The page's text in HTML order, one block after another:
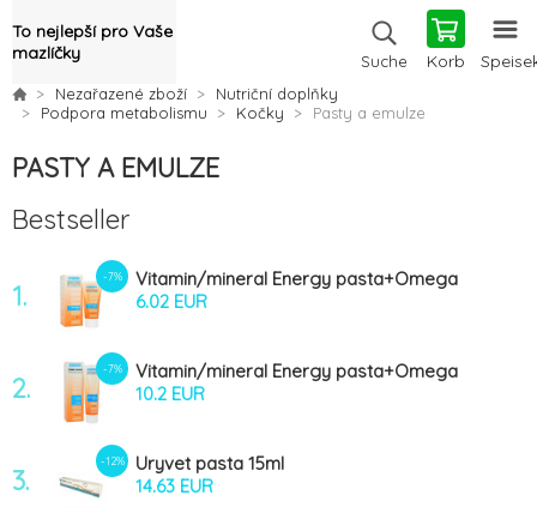
To nejlepší pro Vaše
mazlíčky
Suche Korb
Nezařazené zboží
Nutriční doplňky
Podpora metabolismu
Kočky Pasty a emulze
PASTY A EMULZE
Bestseller
1.
-7%
Vitamin/mineral Energy pasta+Omega
6+Taurin kočka 50g
6.02 EUR
2.
-7%
Vitamin/mineral Energy pasta+Omega
6+Taurin pes 100g
10.2 EUR
3.
-12%
Uryvet pasta 15ml
14.63 EUR